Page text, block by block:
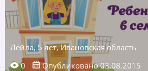
Лейла, 5 лет, Ивановская область
0
Опубликовано 03.08.2015